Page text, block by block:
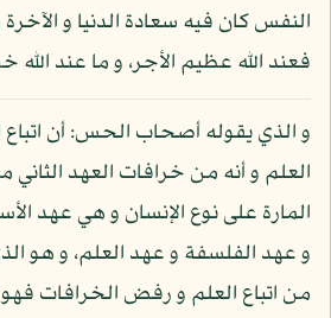
النفس كان فيه سعادة الدنيا و
فعند الله عظيم الأجر، و ما عند الله
و الذي يقوله أصحاب الحس: أن اتباع
العلم و أنه من خرافات العهد الثاني
المارة على نوع الإنسان و هي عهد
و عهد الفلسفة و عهد العلم، و هو
من اتباع العلم و رفض الخرافات